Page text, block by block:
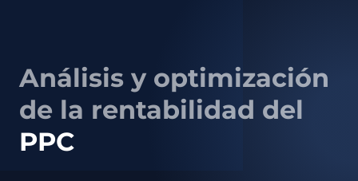
Análisis y optimización
de la rentabilidad del
PPC